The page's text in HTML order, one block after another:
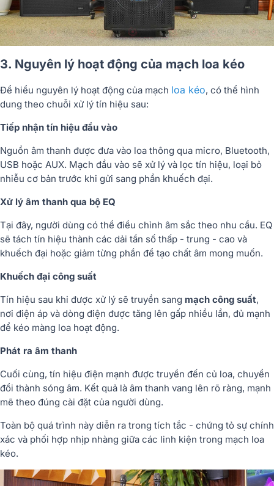
3. Nguyên lý hoạt động của mạch loa kéo
Để hiểu nguyên lý hoạt động của mạch loa kéo, có thể hình
dung theo chuỗi xử lý tín hiệu sau:
Tiếp nhận tín hiệu đầu vào
Nguồn âm thanh được đưa vào loa thông qua micro, Bluetooth,
USB hoặc AUX. Mạch đầu vào sẽ xử lý và lọc tín hiệu, loại bỏ
nhiễu cơ bản trước khi gửi sang phần khuếch đại.
Xử lý âm thanh qua bộ EQ
Tại đây, người dùng có thể điều chỉnh âm sắc theo nhu cầu. EQ
sẽ tách tín hiệu thành các dải tần số thấp - trung - cao và
khuếch đại hoặc giảm từng phần để tạo chất âm mong muốn.
Khuếch đại công suất
Tín hiệu sau khi được xử lý sẽ truyền sang mạch công suất,
nơi điện áp và dòng điện được tăng lên gấp nhiều lần, đủ mạnh
để kéo màng loa hoạt động.
Phát ra âm thanh
Cuối cùng, tín hiệu điện mạnh được truyền đến củ loa, chuyển
đổi thành sóng âm. Kết quả là âm thanh vang lên rõ ràng, mạnh
mẽ theo đúng cài đặt của người dùng.
Toàn bộ quá trình này diễn ra trong tích tắc - chứng tỏ sự chính
xác và phối hợp nhịp nhàng giữa các linh kiện trong mạch loa
kéo.